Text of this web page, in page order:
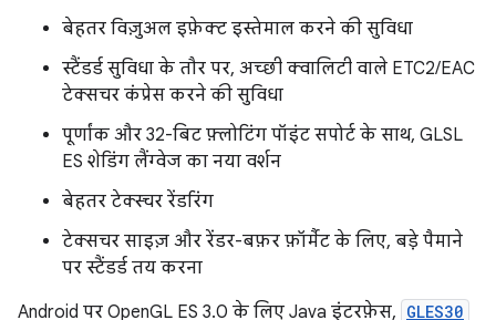
बेहतर विज़ुअल इफ़ेक्ट इस्तेमाल करने की सुविधा
स्टैंडर्ड सुविधा के तौर पर, अच्छी क्वालिटी वाले ETC2/EAC
टेक्सचर कंप्रेस करने की सुविधा
पूर्णांक और 32-बिट फ़्लोटिंग पॉइंट सपोर्ट के साथ, GLSL
ES शेडिंग लैंग्वेज का नया वर्शन
बेहतर टेक्स्चर रेंडरिंग
टेक्सचर साइज़ और रेंडर-बफ़र फ़ॉर्मैट के लिए, बड़े पैमाने
पर स्टैंडर्ड तय करना
Android पर OpenGL ES 3.0 के लिए Java इंटरफ़ेस, GLES30